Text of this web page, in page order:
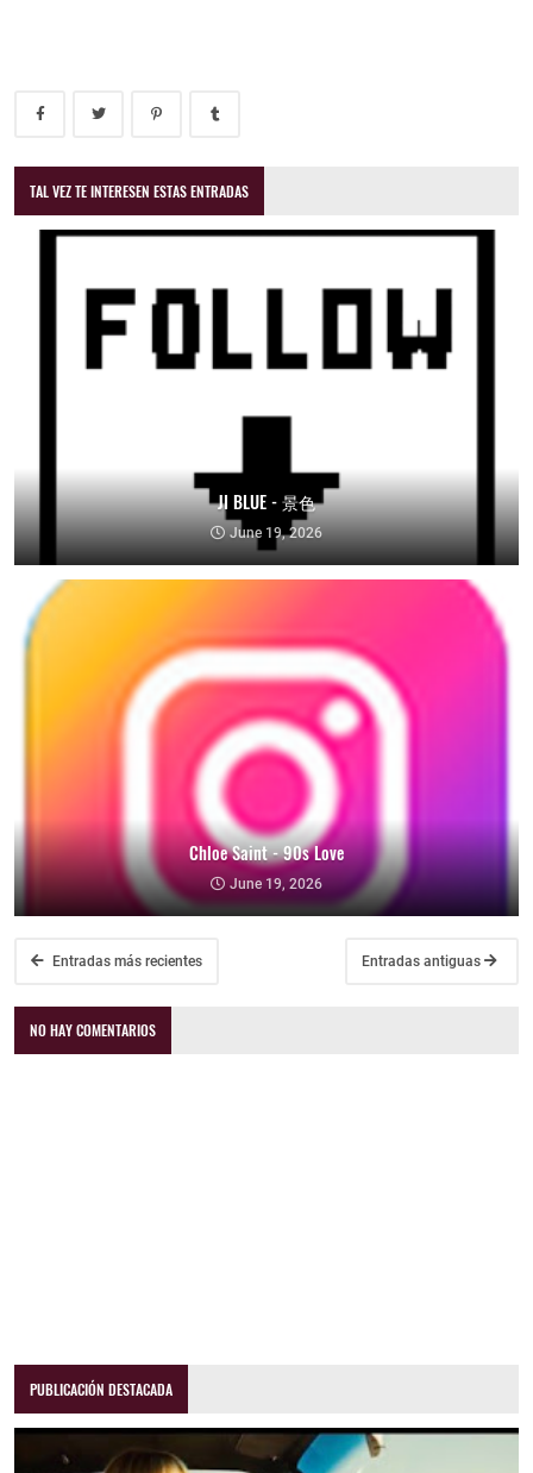
TAL VEZ TE INTERESEN ESTAS ENTRADAS
JI BLUE - 景色
June 19, 2026
Chloe Saint - 90s Love
June 19, 2026
Entradas más recientes Entradas antiguas
NO HAY COMENTARIOS
PUBLICACIÓN DESTACADA